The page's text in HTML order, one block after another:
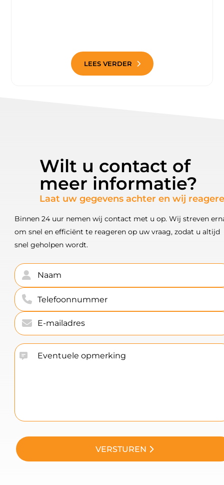
LEES VERDER
Wilt u contact of
meer informatie?
Laat uw gegevens achter en wij
Binnen 24 uur nemen wij contact met u op. Wij streven
om snel en efficiënt te reageren op uw vraag, zodat u altijd
snel geholpen wordt.
VERSTUREN